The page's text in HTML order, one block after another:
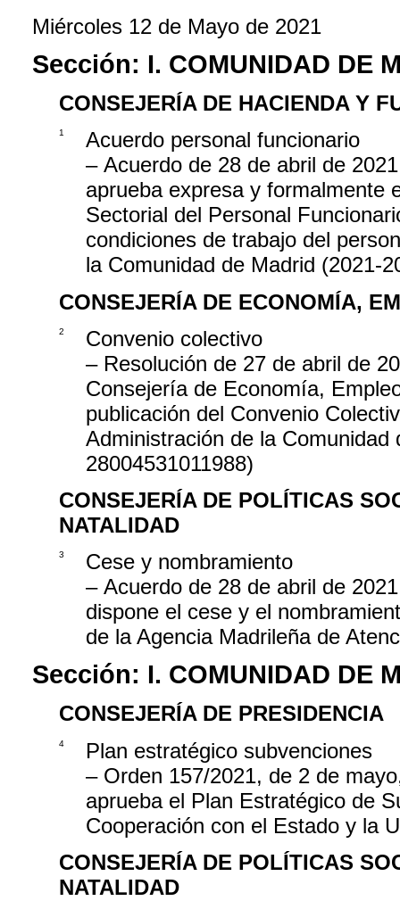
Miércoles 12 de Mayo de 2021
Sección: I. COMUNIDAD DE
CONSEJERÍA DE HACIENDA Y
1
Acuerdo personal funcionario
– Acuerdo de 28 de abril de
aprueba expresa y formalmente
Sectorial del Personal
condiciones de trabajo del
la Comunidad de Madrid (2021-
CONSEJERÍA DE ECONOMÍA,
2
Convenio colectivo
– Resolución de 27 de abril de
Consejería de Economía,
publicación del Convenio
Administración de la
28004531011988)
CONSEJERÍA DE POLÍTICAS
NATALIDAD
3
Cese y nombramiento
– Acuerdo de 28 de abril de
dispone el cese y el
de la Agencia Madrileña de
Sección: I. COMUNIDAD DE
CONSEJERÍA DE PRESIDENCIA
4
Plan estratégico subvenciones
– Orden 157/2021, de 2 de
aprueba el Plan Estratégico de
Cooperación con el Estado y la
CONSEJERÍA DE POLÍTICAS
NATALIDAD